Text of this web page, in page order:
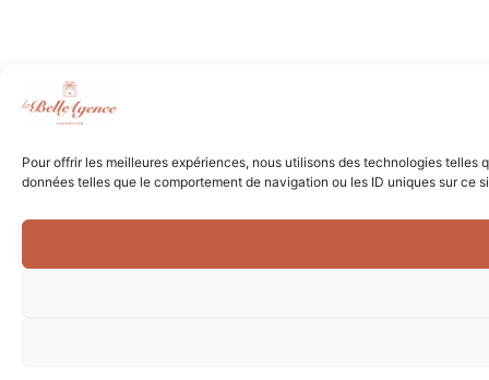
Pour offrir les meilleures expériences, nous utilisons des technologies
données telles que le comportement de navigation ou les ID uniques sur